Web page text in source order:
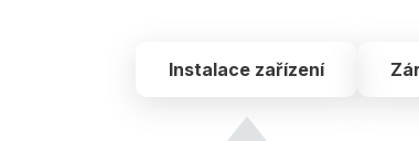
Instalace zařízení